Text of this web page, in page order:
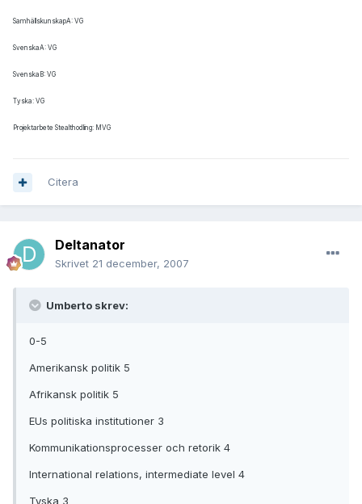
SamhällskunskapA: VG
SvenskaA: VG
SvenskaB: VG
Tyska: VG
Projektarbete Stealthodling: MVG
Citera
Deltanator
Skrivet 21 december, 2007
Umberto skrev:
0-5
Amerikansk politik 5
Afrikansk politik 5
EUs politiska institutioner 3
Kommunikationsprocesser och retorik 4
International relations, intermediate level 4
Tyska 3